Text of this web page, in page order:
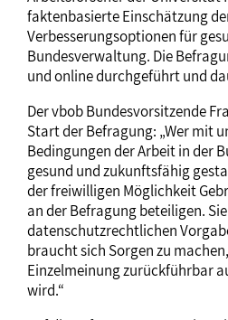
faktenbasierte Einschätzung
Verbesserungsoptionen für
Bundesverwaltung. Die
und online durchgeführt und
Der vbob Bundesvorsitzende
Start der Befragung: „Wer mit
Bedingungen der Arbeit in der
gesund und zukunftsfähig
der freiwilligen Möglichkeit
an der Befragung beteiligen.
datenschutzrechtlichen
braucht sich Sorgen zu
Einzelmeinung zurückführbar
wird.“